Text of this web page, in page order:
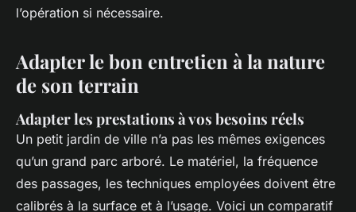
l’opération si nécessaire.
Adapter le bon entretien à la nature
de son terrain
Adapter les prestations à vos besoins réels
Un petit jardin de ville n’a pas les mêmes exigences
qu’un grand parc arboré. Le matériel, la fréquence
des passages, les techniques employées doivent être
calibrés à la surface et à l’usage. Voici un comparatif